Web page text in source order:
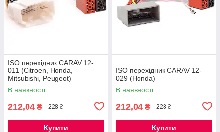
ISO перехідник CARAV 12-
011 (Citroen, Honda,
Mitsubishi, Peugeot)
В наявності
212,04 ₴ 228 ₴
Купити
ISO перехідник CARAV 12-
029 (Honda)
В наявності
212,04 ₴ 228 ₴
Купити